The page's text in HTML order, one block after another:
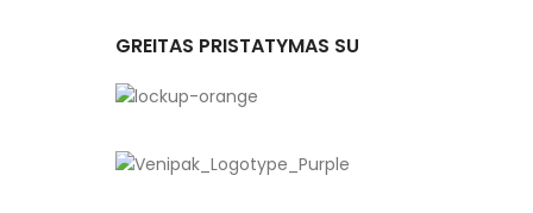
GREITAS PRISTATYMAS SU